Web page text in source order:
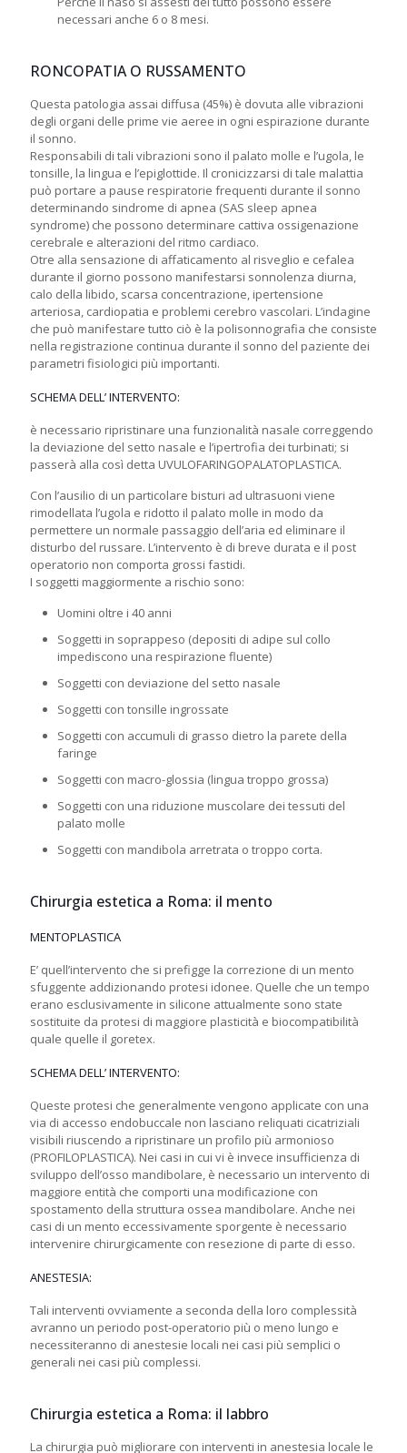
necessari anche 6 o 8 mesi.
RONCOPATIA O RUSSAMENTO
Questa patologia assai diffusa (45%) è dovuta alle vibrazioni
degli organi delle prime vie aeree in ogni espirazione durante
il sonno.
Responsabili di tali vibrazioni sono il palato molle e l’ugola, le
tonsille, la lingua e l’epiglottide. Il cronicizzarsi di tale malattia
può portare a pause respiratorie frequenti durante il sonno
determinando sindrome di apnea (SAS sleep apnea
syndrome) che possono determinare cattiva ossigenazione
cerebrale e alterazioni del ritmo cardiaco.
Otre alla sensazione di affaticamento al risveglio e cefalea
durante il giorno possono manifestarsi sonnolenza diurna,
calo della libido, scarsa concentrazione, ipertensione
arteriosa, cardiopatia e problemi cerebro vascolari. L’indagine
che può manifestare tutto ciò è la polisonnografia che consiste
nella registrazione continua durante il sonno del paziente dei
parametri fisiologici più importanti.
SCHEMA DELL’ INTERVENTO:
è necessario ripristinare una funzionalità nasale correggendo
la deviazione del setto nasale e l’ipertrofia dei turbinati; si
passerà alla così detta UVULOFARINGOPALATOPLASTICA.
Con l’ausilio di un particolare bisturi ad ultrasuoni viene
rimodellata l’ugola e ridotto il palato molle in modo da
permettere un normale passaggio dell’aria ed eliminare il
disturbo del russare. L’intervento è di breve durata e il post
operatorio non comporta grossi fastidi.
I soggetti maggiormente a rischio sono:
Uomini oltre i 40 anni
Soggetti in soprappeso (depositi di adipe sul collo
impediscono una respirazione fluente)
Soggetti con deviazione del setto nasale
Soggetti con tonsille ingrossate
Soggetti con accumuli di grasso dietro la parete della
faringe
Soggetti con macro-glossia (lingua troppo grossa)
Soggetti con una riduzione muscolare dei tessuti del
palato molle
Soggetti con mandibola arretrata o troppo corta.
Chirurgia estetica a Roma: il mento
MENTOPLASTICA
E’ quell’intervento che si prefigge la correzione di un mento
sfuggente addizionando protesi idonee. Quelle che un tempo
erano esclusivamente in silicone attualmente sono state
sostituite da protesi di maggiore plasticità e biocompatibilità
quale quelle il goretex.
SCHEMA DELL’ INTERVENTO:
Queste protesi che generalmente vengono applicate con una
via di accesso endobuccale non lasciano reliquati cicatriziali
visibili riuscendo a ripristinare un profilo più armonioso
(PROFILOPLASTICA). Nei casi in cui vi è invece insufficienza di
sviluppo dell’osso mandibolare, è necessario un intervento di
maggiore entità che comporti una modificazione con
spostamento della struttura ossea mandibolare. Anche nei
casi di un mento eccessivamente sporgente è necessario
intervenire chirurgicamente con resezione di parte di esso.
ANESTESIA:
Tali interventi ovviamente a seconda della loro complessità
avranno un periodo post-operatorio più o meno lungo e
necessiteranno di anestesie locali nei casi più semplici o
generali nei casi più complessi.
Chirurgia estetica a Roma: il labbro
La chirurgia può migliorare con interventi in anestesia locale le